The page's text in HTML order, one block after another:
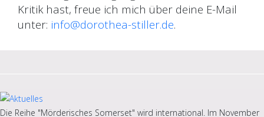
Kritik hast, freue ich mich über deine E-Mail
unter: info@dorothea-stiller.de.
Die Reihe "Mörderisches Somerset" wird international. Im November